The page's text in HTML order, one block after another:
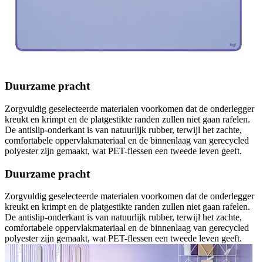
Duurzame pracht
Zorgvuldig geselecteerde materialen voorkomen dat de onderlegger
kreukt en krimpt en de platgestikte randen zullen niet gaan rafelen.
De antislip-onderkant is van natuurlijk rubber, terwijl het zachte,
comfortabele oppervlakmateriaal en de binnenlaag van gerecycled
polyester zijn gemaakt, wat PET-flessen een tweede leven geeft.
Duurzame pracht
Zorgvuldig geselecteerde materialen voorkomen dat de onderlegger
kreukt en krimpt en de platgestikte randen zullen niet gaan rafelen.
De antislip-onderkant is van natuurlijk rubber, terwijl het zachte,
comfortabele oppervlakmateriaal en de binnenlaag van gerecycled
polyester zijn gemaakt, wat PET-flessen een tweede leven geeft.